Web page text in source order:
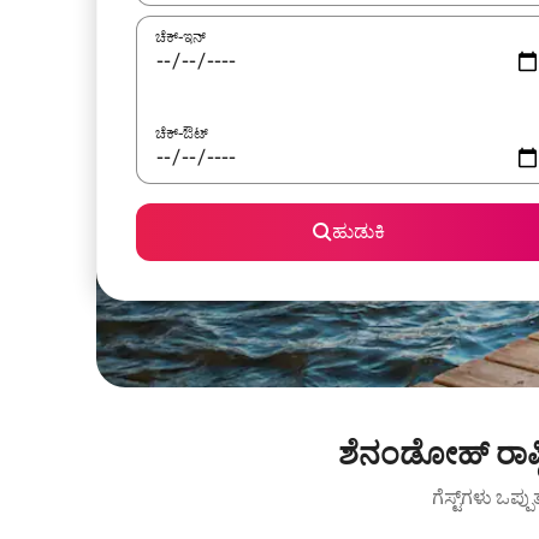
ಚೆಕ್-ಇನ್
ಚೆಕ್-ಔಟ್
ಹುಡುಕಿ
ಶೆನಂಡೋಹ್
ಗೆಸ್ಟ್‌ಗಳು